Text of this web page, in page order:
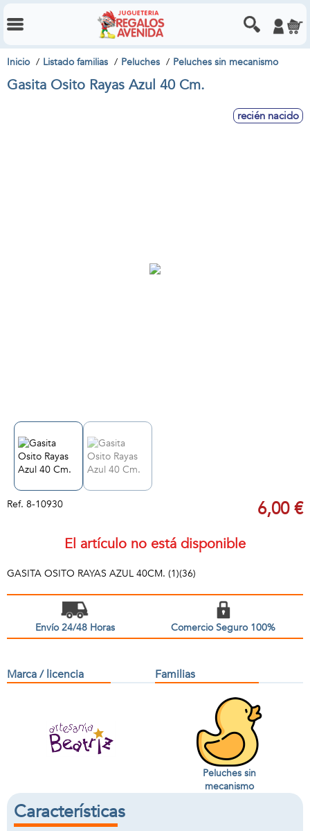
Inicio Listado familias Peluches Peluches sin mecanismo
Gasita Osito Rayas Azul 40 Cm.
recién nacido
Ref. 8-10930 6,00 €
El artículo no está disponible
GASITA OSITO RAYAS AZUL 40CM. (1)(36)
Envío 24/48 Horas Comercio Seguro 100%
Marca / licencia Familias
Peluches sin
mecanismo
Características